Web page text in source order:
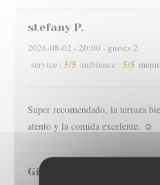
stefany P
2026-08-02 - 20:00 - guests 2
service : 5/5 ambience : 5/5 menu
Super recomendado, la terraza
atento y la comida excelente. ☺️
Gilles